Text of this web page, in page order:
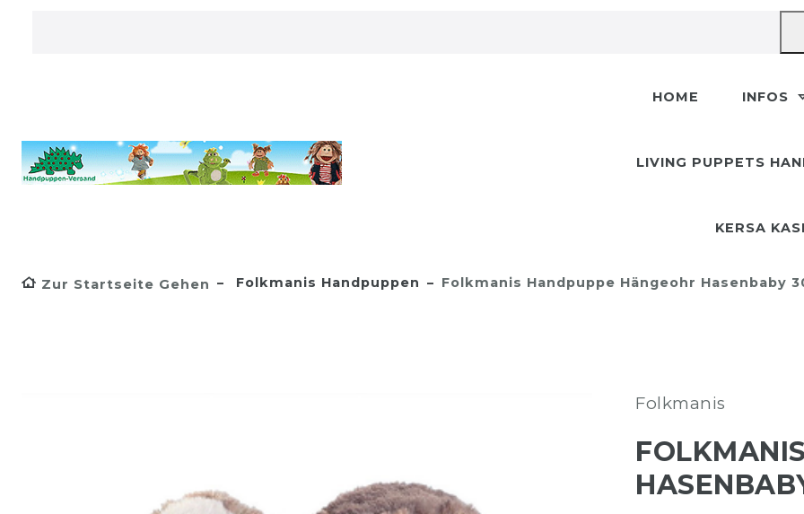
HOME INFOS
LIVING PUPPETS
KERSA
Zur Startseite Gehen Folkmanis Handpuppen Folkmanis Handpuppe Hängeohr Hasenbaby
Folkmanis